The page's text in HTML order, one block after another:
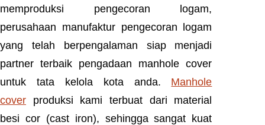
memproduksi pengecoran logam,
perusahaan manufaktur pengecoran logam
yang telah berpengalaman siap menjadi
partner terbaik pengadaan manhole cover
untuk tata kelola kota anda. Manhole
cover produksi kami terbuat dari material
besi cor (cast iron), sehingga sangat kuat